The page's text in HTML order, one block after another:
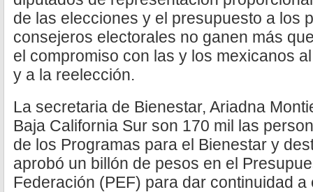
de las elecciones y el presupuesto a los
consejeros electorales no ganen más
el compromiso con las y los mexicanos
y a la reelección.
La secretaria de Bienestar, Ariadna
Baja California Sur son 170 mil las
de los Programas para el Bienestar y
aprobó un billón de pesos en el
Federación (PEF) para dar continuidad